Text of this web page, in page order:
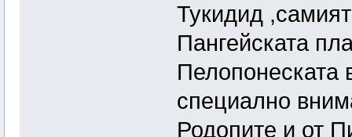
Тукидид
Пангейската
Пелопонеската
специално
Родопите и от